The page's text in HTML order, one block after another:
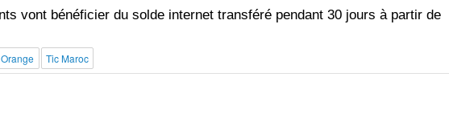
vont bénéficier du solde internet transféré pendant 30 jours à partir de
Orange Tic Maroc